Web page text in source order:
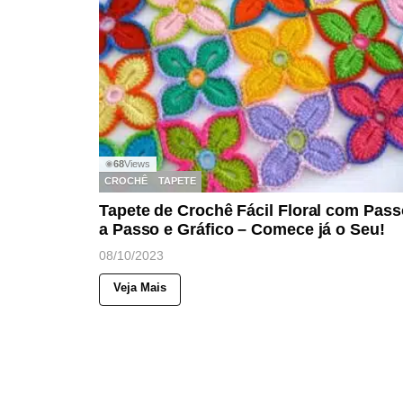
◉68Views
CROCHÊ
TAPETE
Tapete de Crochê Fácil Floral com
a Passo e Gráfico – Comece já o Seu!
08/10/2023
Veja Mais